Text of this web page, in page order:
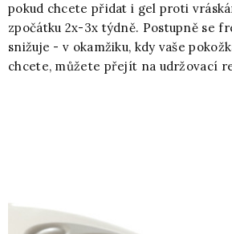
pokud chcete přidat i gel proti
zpočátku 2x-3x týdně. Postupně se
snižuje - v okamžiku, kdy vaše
chcete, můžete přejít na udržovací